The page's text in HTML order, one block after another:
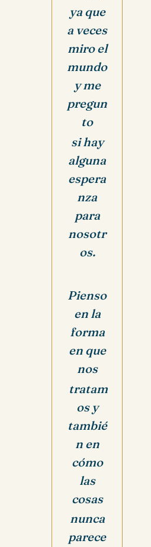
ya que
a veces
miro el
mundo
y me
pregun
to
si hay
alguna
espera
nza
para
nosotr
os.
Pienso
en la
forma
en que
nos
tratam
os y
tambié
n en
cómo
las
cosas
nunca
parece